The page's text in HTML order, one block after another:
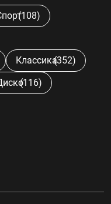
(108)
Классика(352)
(116)